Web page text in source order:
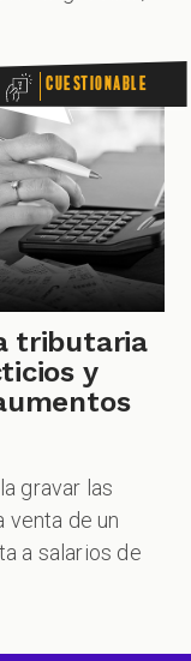
Cuestionable
tributaria
y
gravar las
venta de un
a salarios de